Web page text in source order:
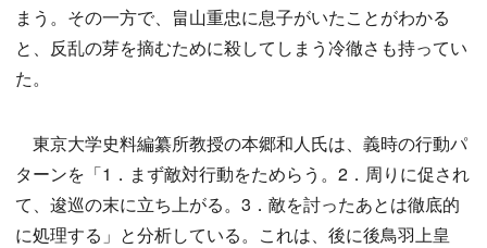
まう。その一方で、畠山重忠に息子がいたことがわかる
と、反乱の芽を摘むために殺してしまう冷徹さも持ってい
た。
東京大学史料編纂所教授の本郷和人氏は、義時の行動パ
ターンを「1．まず敵対行動をためらう。2．周りに促され
て、逡巡の末に立ち上がる。3．敵を討ったあとは徹底的
に処理する」と分析している。これは、後に後鳥羽上皇